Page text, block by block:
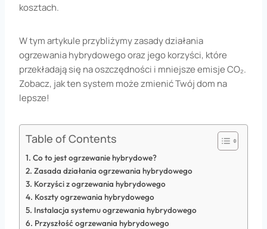
kosztach.
W tym artykule przybliżymy zasady działania
ogrzewania hybrydowego oraz jego korzyści, które
przekładają się na oszczędności i mniejsze emisje CO₂.
Zobacz, jak ten system może zmienić Twój dom na
lepsze!
Table of Contents
Co to jest ogrzewanie hybrydowe?
Zasada działania ogrzewania hybrydowego
Korzyści z ogrzewania hybrydowego
Koszty ogrzewania hybrydowego
Instalacja systemu ogrzewania hybrydowego
Przyszłość ogrzewania hybrydowego